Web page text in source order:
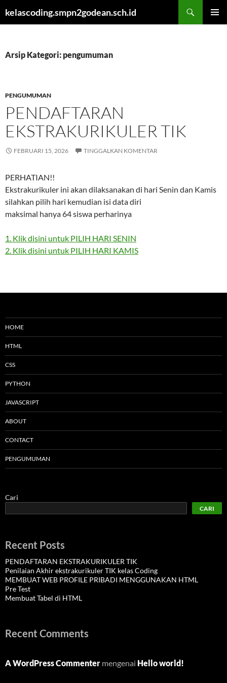
kelascoding.smpn2godean.sch.id
Arsip Kategori: pengumuman
PENGUMUMAN
PENDAFTARAN
EKSTRAKURIKULER TIK
FEBRUARI 15, 2026 TINGGALKAN KOMENTAR
PERHATIAN!!
Ekstrakurikuler ini akan dilaksanakan di hari Senin dan Kamis
silahkan pilih hari kemudian isi data diri
maksimal hanya 64 siswa perharinya
1. Klik disini untuk PILIH HARI SENIN
2. Klik disini untuk PILIH HARI KAMIS
HOME
HTML
CSS
PYTHON
JAVASCRIPT
ABOUT
CONTACT
PENGUMUMAN
Cari
CARI
Recent Posts
PENDAFTARAN EKSTRAKURIKULER TIK
Penilaian Akhir ekstrakurikuler TIK kelas Coding
MEMBUAT WEB PROFILE PRIBADI MENGGUNAKAN HTML
Pre Test
Membuat Tabel di HTML
Recent Comments
A WordPress Commenter mengenai Hello world!